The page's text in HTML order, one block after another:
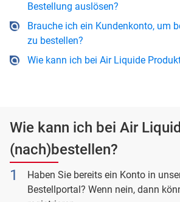
Bestellung auslösen?
Brauche ich ein Kundenkonto, um
zu bestellen?
Wie kann ich bei Air Liquide
Wie kann ich bei Air
(nach)bestellen?
Haben Sie bereits ein Konto in
Bestellportal? Wenn nein, dann